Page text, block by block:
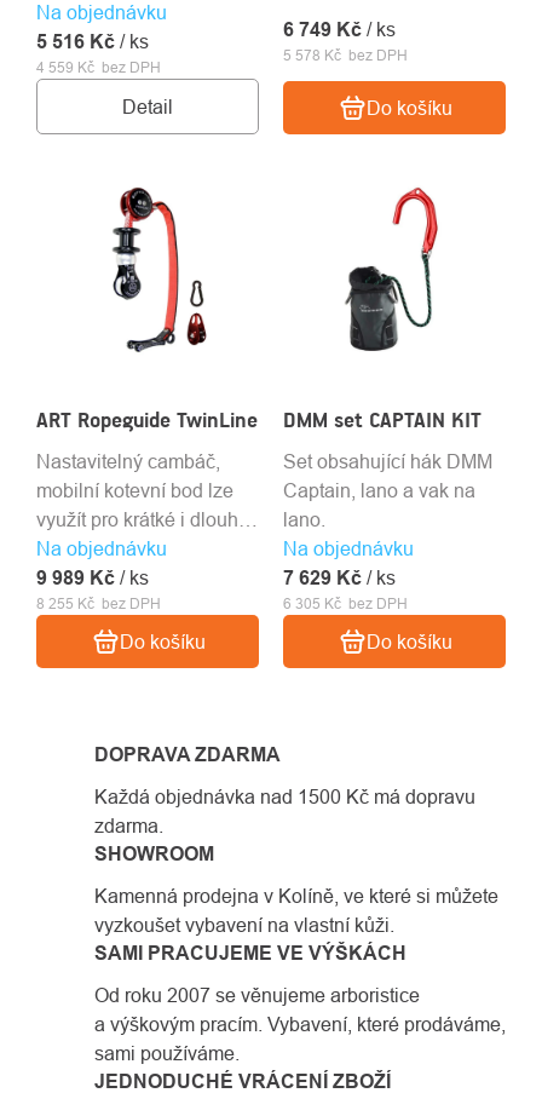
Na objednávku
4 559 Kč bez DPH
5 516 Kč / ks
Detail
cambia) s kladkou.
Dostupný ve třech
délkách.
5 578 Kč bez DPH
6 749 Kč / ks
Do košíku
ART Ropeguide TwinLine
Na objednávku
8 255 Kč bez DPH
9 989 Kč / ks
Do košíku
Nastavitelný cambáč,
mobilní kotevní bod lze
využít pro krátké i dlouhé
lano. Klíďo i pro 2lezce
současně.
DMM set CAPTAIN KIT
Na objednávku
6 305 Kč bez DPH
7 629 Kč / ks
Do košíku
Set obsahující hák DMM
Captain, lano a vak na
lano.
DOPRAVA ZDARMA
Každá objednávka nad 1500 Kč má dopravu
zdarma.
SHOWROOM
Kamenná prodejna v Kolíně, ve které si můžete
vyzkoušet vybavení na vlastní kůži.
SAMI PRACUJEME VE VÝŠKÁCH
Od roku 2007 se věnujeme arboristice
a výškovým pracím. Vybavení, které prodáváme,
sami používáme.
JEDNODUCHÉ VRÁCENÍ ZBOŽÍ